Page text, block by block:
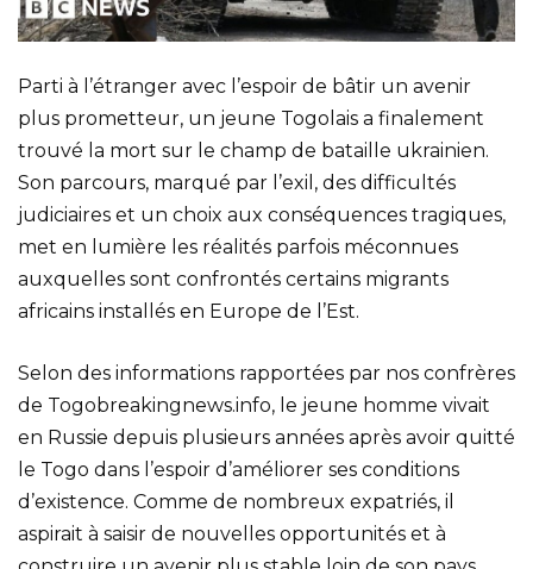
Parti à l’étranger avec l’espoir de bâtir un avenir
plus prometteur, un jeune Togolais a finalement
trouvé la mort sur le champ de bataille ukrainien.
Son parcours, marqué par l’exil, des difficultés
judiciaires et un choix aux conséquences tragiques,
met en lumière les réalités parfois méconnues
auxquelles sont confrontés certains migrants
africains installés en Europe de l’Est.
Selon des informations rapportées par nos confrères
de Togobreakingnews.info, le jeune homme vivait
en Russie depuis plusieurs années après avoir quitté
le Togo dans l’espoir d’améliorer ses conditions
d’existence. Comme de nombreux expatriés, il
aspirait à saisir de nouvelles opportunités et à